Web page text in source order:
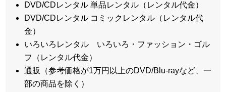
DVD/CDレンタル 単品レンタル（レンタル代金）
DVD/CDレンタル コミックレンタル（レンタル代
金）
いろいろレンタル いろいろ・ファッション・ゴル
フ（レンタル代金）
通販（参考価格が1万円以上のDVD/Blu-rayなど、一
部の商品を除く）